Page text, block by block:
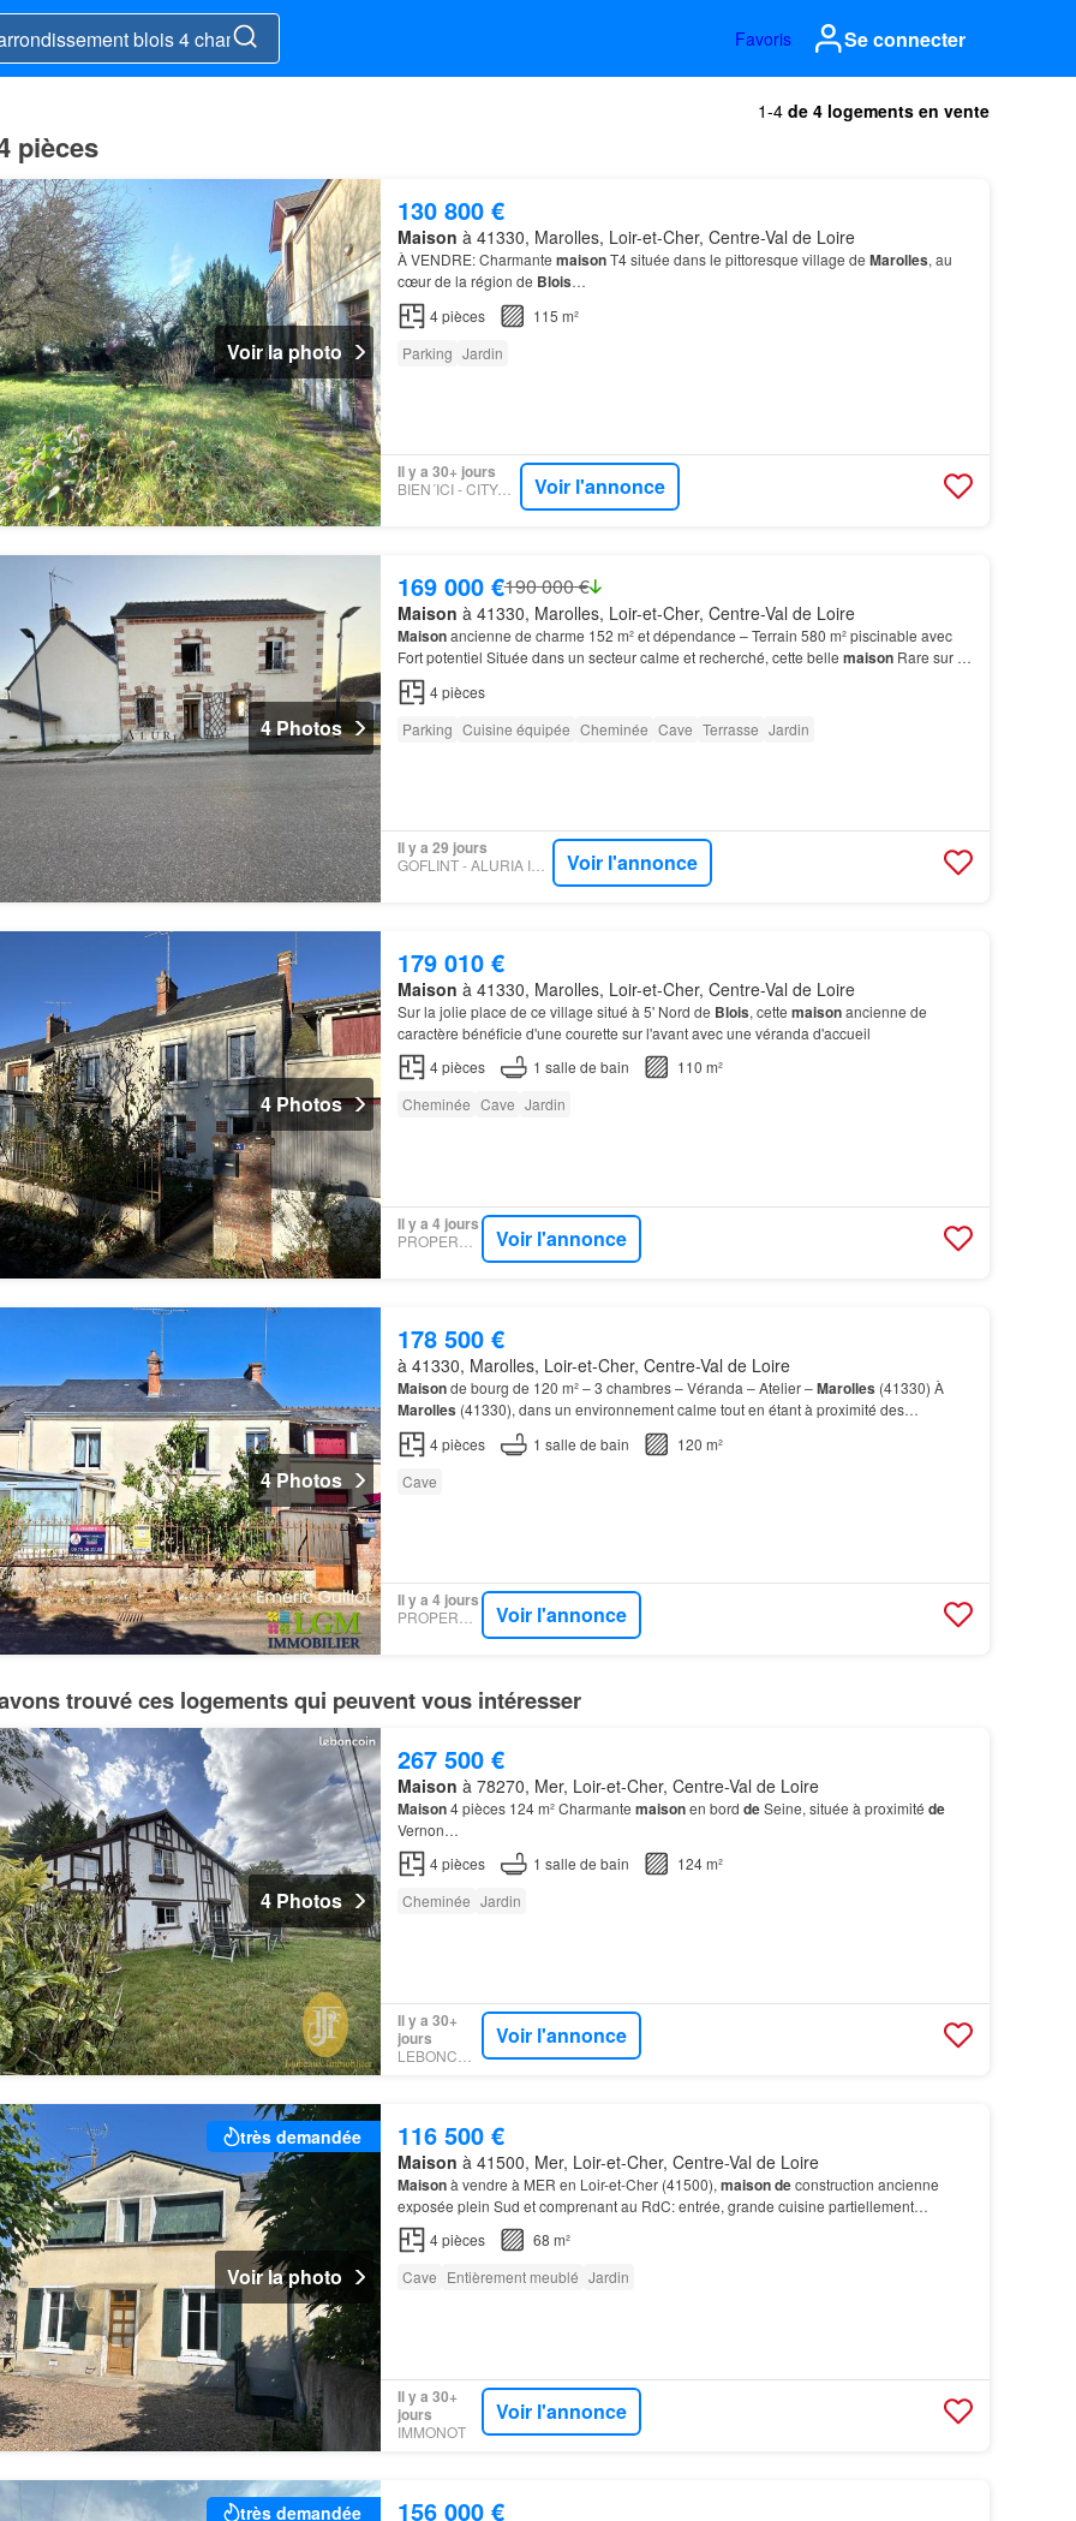
Favoris Se connecter
1-4 de 4 logements en vente
pièces
Voir la photo
130 800 €
Maison à 41330, Marolles, Loir-et-Cher, Centre-Val de Loire
À VENDRE: Charmante maisonT4 située dans le pittoresque village de Marolles, au
cœur de la région de Blois…
4pièces
115 m²
Parking Jardin
Il y a 30+ jours
BIEN´ICI - CITYA-BLOIS Voir l'annonce
4 Photos
169 000 €190 000 €
Maison à 41330, Marolles, Loir-et-Cher, Centre-Val de Loire
Maisonancienne de charme 152 m² et dépendance – Terrain 580 m² piscinable avec
Fort potentiel Située dans un secteur calme et recherché, cette belle maisonRare sur le
secteur –
4pièces
Parking Cuisine équipée Cheminée Cave Terrasse Jardin
Il y a 29 jours
GOFLINT - ALURIA IMMOBILIER Voir l'annonce
4 Photos
179 010 €
Maison à 41330, Marolles, Loir-et-Cher, Centre-Val de Loire
Sur la jolie place de ce village situé à 5' Nord de Blois, cette maisonancienne de
caractère bénéficie d'une courette sur l'avant avec une véranda d'accueil
4pièces 1 salle de bain
110 m²
Cheminée Cave Jardin
Il y a 4 jours
PROPERSTAR Voir l'annonce
4 Photos
178 500 €
à 41330, Marolles, Loir-et-Cher, Centre-Val de Loire
Maisonde bourg de 120 m² – 3 chambres – Véranda – Atelier –Marolles (41330) À
Marolles (41330), dans un environnement calme tout en étant à proximité des
commerces et à quelques minutes de Blois
4pièces 1 salle de bain
120 m²
Cave
Il y a 4 jours
PROPERSTAR Voir l'annonce
trouvé ces logements qui peuvent vous intéresser
4 Photos
267 500 €
Maison à 78270, Mer, Loir-et-Cher, Centre-Val de Loire
Maison4 pièces 124 m² Charmante maisonen bord deSeine, située à proximité de
Vernon…
4pièces 1 salle de bain
124 m²
Cheminée Jardin
Il y a 30+
jours
LEBONCOIN
Voir l'annonce
très demandée
Voir la photo
116 500 €
Maison à 41500, Mer, Loir-et-Cher, Centre-Val de Loire
Maisonà vendre à MER en Loir-et-Cher (41500), maisondeconstruction ancienne
exposée plein Sud et comprenant au RdC: entrée, grande cuisine partiellement
meublée, salle
deséjour, débarras sous escalier.…
4pièces
68 m²
Cave Entièrement meublé Jardin
Il y a 30+
jours
IMMONOT
Voir l'annonce
très demandée 156 000 €